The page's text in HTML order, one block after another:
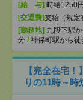
[給 与] 時給1250
[交通費]支給（規定
[勤務地] 九段下駅
分 / 神保町駅から
【完全在宅
りの11時～